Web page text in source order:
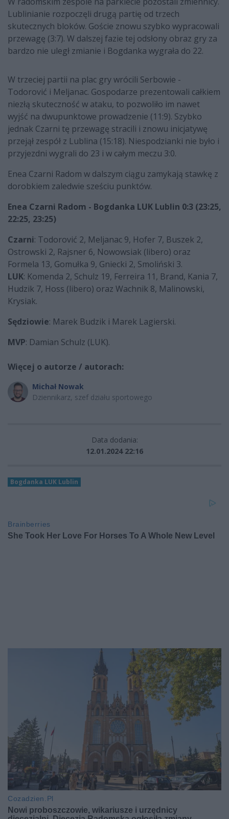
Lublinianie rozpoczęli drugą partię od trzech
skutecznych bloków. Goście znowu szybko wypracowali
przewagę (3:7). W dalszej fazie tej odsłony obraz gry za
bardzo nie uległ zmianie i Bogdanka wygrała do 22.
W trzeciej partii na plac gry wrócili Serbowie -
Todorović i Meljanac. Gospodarze prezentowali całkiem
niezłą skuteczność w ataku, to pozwoliło im nawet
wyjść na dwupunktowe prowadzenie (11:9). Szybko
jednak Czarni tę przewagę stracili i znowu inicjatywę
przejął zespół z Lublina (15:18). Niespodzianki nie było i
przyjezdni wygrali do 23 i w całym meczu 3:0.
Enea Czarni Radom w dalszym ciągu zamykają stawkę z
dorobkiem zaledwie sześciu punktów.
Enea Czarni Radom - Bogdanka LUK Lublin 0:3 (23:25,
22:25, 23:25)
Czarni: Todorović 2, Meljanac 9, Hofer 7, Buszek 2,
Ostrowski 2, Rajsner 6, Nowowsiak (libero) oraz
Formela 13, Gomułka 9, Gniecki 2, Smoliński 3.
LUK: Komenda 2, Schulz 19, Ferreira 11, Brand, Kania 7,
Hudzik 7, Hoss (libero) oraz Wachnik 8, Malinowski,
Krysiak.
Sędziowie: Marek Budzik i Marek Lagierski.
MVP: Damian Schulz (LUK).
Więcej o autorze / autorach:
Michał Nowak
Dziennikarz, szef działu sportowego
Data dodania:
12.01.2024 22:16
Bogdanka LUK Lublin